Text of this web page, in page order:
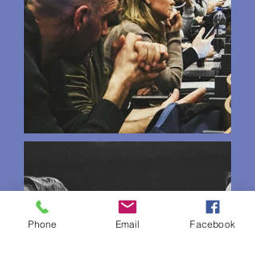
Phone Email Facebook